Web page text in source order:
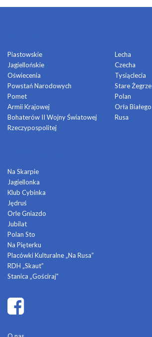
Piastowskie
Jagiellońskie
Oświecenia
Powstań Narodowych
Pomet
Armii Krajowej
Bohaterów II Wojny Światowej
Rzeczypospolitej
Lecha
Czecha
Tysiąclecia
Stare Żegrze
Polan
Orła Białego
Rusa
Na Skarpie
Jagiellonka
Klub Cybinka
Jędruś
Orle Gniazdo
Jubilat
Polan Sto
Na Pięterku
Placówki Kulturalne „Na Rusa”
RDH „Skaut”
Stanica „Gościraj”